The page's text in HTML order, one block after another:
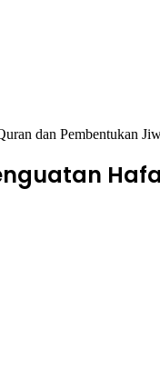
dan Pembentukan